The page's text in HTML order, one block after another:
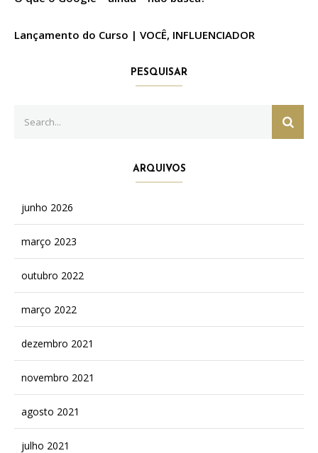
Lançamento do Curso | VOCÊ, INFLUENCIADOR
PESQUISAR
for:
ARQUIVOS
junho 2026
março 2023
outubro 2022
março 2022
dezembro 2021
novembro 2021
agosto 2021
julho 2021